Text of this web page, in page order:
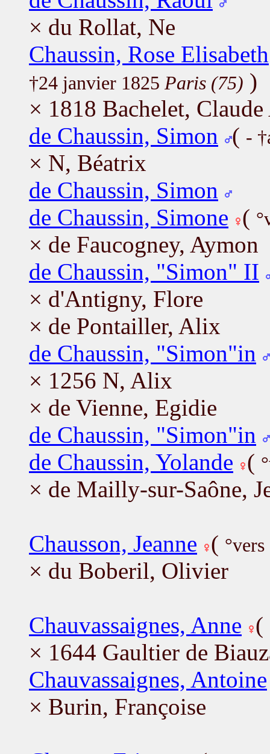
× du Rollat, Ne
Chaussin, Rose Elisabeth
†24 janvier 1825 Paris (75) )
× 1818 Bachelet,
de Chaussin, Simon
( -
× N, Béatrix
de Chaussin, Simon
de Chaussin, Simone (
× de Faucogney, Aymon
de Chaussin, "Simon" II
× d'Antigny, Flore
× de Pontailler, Alix
de Chaussin, "Simon"in
× 1256 N, Alix
× de Vienne, Egidie
de Chaussin, "Simon"in
de Chaussin, Yolande (
× de Mailly-sur-Saône,
Chausson, Jeanne (
× du Boberil, Olivier
Chauvassaignes, Anne (
× 1644 Gaultier de
Chauvassaignes, Antoine
× Burin, Françoise